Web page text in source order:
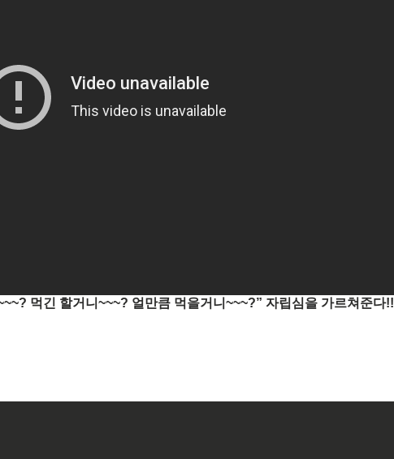
먹긴 할거니~~~? 얼만큼 먹을거니~~~?” 자립심을 가르쳐준다!!